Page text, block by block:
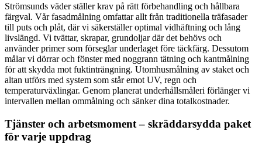
Strömsunds väder ställer krav på rätt förbehandling och hållbara
färgval. Vår fasadmålning omfattar allt från traditionella träfasader
till puts och plåt, där vi säkerställer optimal vidhäftning och lång
livslängd. Vi tvättar, skrapar, grundoljar där det behövs och
använder primer som förseglar underlaget före täckfärg. Dessutom
målar vi dörrar och fönster med noggrann tätning och kantmålning
för att skydda mot fuktinträngning. Utomhusmålning av staket och
altan utförs med system som står emot UV, regn och
temperaturväxlingar. Genom planerat underhållsmåleri förlänger vi
intervallen mellan ommålning och sänker dina totalkostnader.
Tjänster och arbetsmoment – skräddarsydda paket
för varje uppdrag